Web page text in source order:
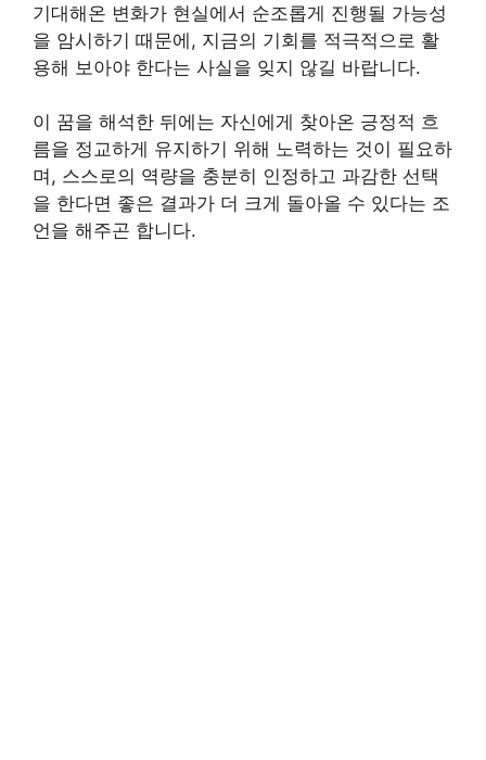
기대해온 변화가 현실에서 순조롭게 진행될 가능성
을 암시하기 때문에, 지금의 기회를 적극적으로 활
용해 보아야 한다는 사실을 잊지 않길 바랍니다.
이 꿈을 해석한 뒤에는 자신에게 찾아온 긍정적 흐
름을 정교하게 유지하기 위해 노력하는 것이 필요하
며, 스스로의 역량을 충분히 인정하고 과감한 선택
을 한다면 좋은 결과가 더 크게 돌아올 수 있다는 조
언을 해주곤 합니다.